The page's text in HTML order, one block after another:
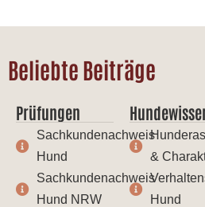
Beliebte Beiträge
Prüfungen
Sachkundenachweis
Hund
Sachkundenachweis
Hund NRW
&
Hund